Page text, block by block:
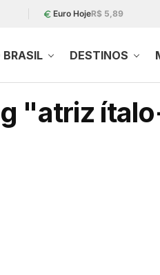
Euro HojeR$ 5,89
DESTINOS
"atriz